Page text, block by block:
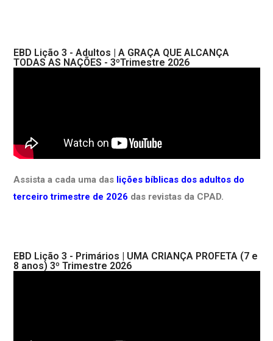
EBD Lição 3 - Adultos | A GRAÇA QUE ALCANÇA
TODAS AS NAÇÕES - 3ºTrimestre 2026
Assista a cada uma das lições bíblicas dos adultos do
terceiro trimestre de 2026 das revistas da CPAD.
EBD Lição 3 - Primários | UMA CRIANÇA PROFETA (7 e
8 anos) 3º Trimestre 2026